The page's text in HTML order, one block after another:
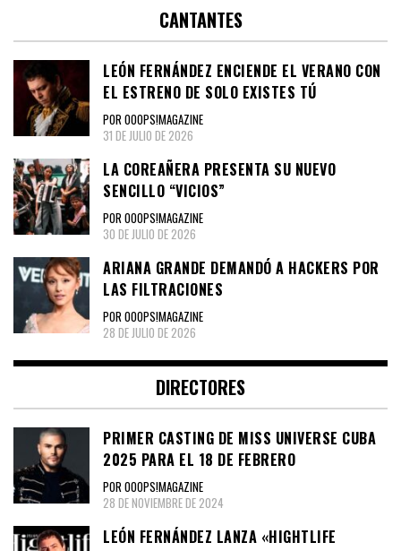
CANTANTES
LEÓN FERNÁNDEZ ENCIENDE EL VERANO CON
EL ESTRENO DE SOLO EXISTES TÚ
POR OOOPS!MAGAZINE
31 DE JULIO DE 2026
LA COREAÑERA PRESENTA SU NUEVO
SENCILLO “VICIOS”
POR OOOPS!MAGAZINE
30 DE JULIO DE 2026
ARIANA GRANDE DEMANDÓ A HACKERS POR
LAS FILTRACIONES
POR OOOPS!MAGAZINE
28 DE JULIO DE 2026
DIRECTORES
PRIMER CASTING DE MISS UNIVERSE CUBA
2025 PARA EL 18 DE FEBRERO
POR OOOPS!MAGAZINE
28 DE NOVIEMBRE DE 2024
LEÓN FERNÁNDEZ LANZA «HIGHTLIFE